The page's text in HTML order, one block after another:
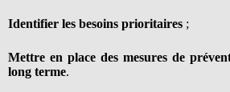
Identifier les besoins prioritaires ;
Mettre en place des mesures de
long terme.